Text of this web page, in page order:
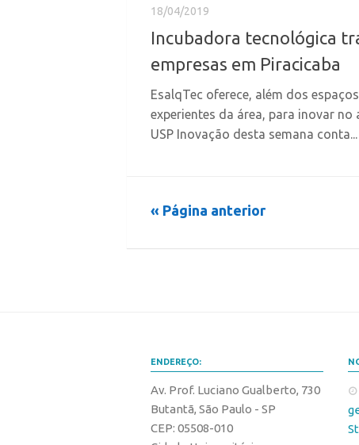
18/04/2019
Incubadora tecnológica
empresas em Piracicaba
EsalqTec oferece, além dos
experientes da área, para inovar
USP Inovação desta semana conta...
« Página anterior
ENDEREÇO:
Av. Prof. Luciano Gualberto, 730
Butantã, São Paulo - SP
CEP: 05508-010